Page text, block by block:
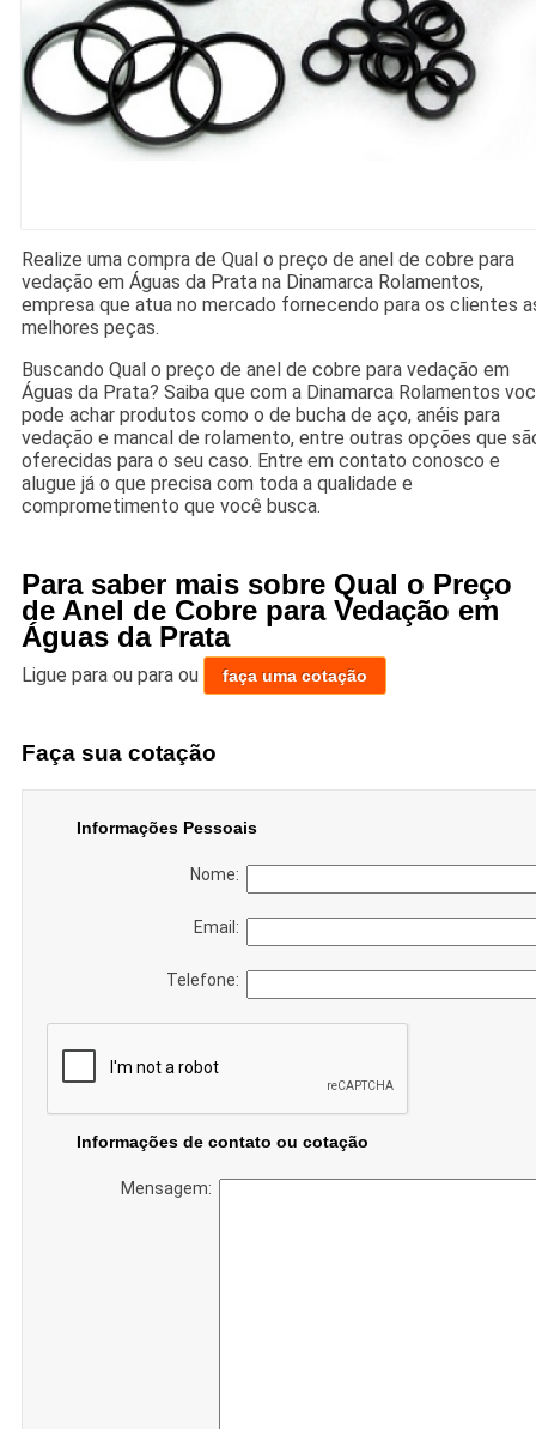
Realize uma compra de Qual o preço de anel de cobre para
vedação em Águas da Prata na Dinamarca Rolamentos,
empresa que atua no mercado fornecendo para os clientes
melhores peças.
Buscando Qual o preço de anel de cobre para vedação em
Águas da Prata? Saiba que com a Dinamarca Rolamentos
pode achar produtos como o de bucha de aço, anéis para
vedação e mancal de rolamento, entre outras opções que
oferecidas para o seu caso. Entre em contato conosco e
alugue já o que precisa com toda a qualidade e
comprometimento que você busca.
Para saber mais sobre Qual o Preço
de Anel de Cobre para Vedação em
Águas da Prata
Ligue para ou para ou faça uma cotação
Faça sua cotação
Informações Pessoais
Nome:
Email:
Telefone:
Informações de contato ou cotação
Mensagem: